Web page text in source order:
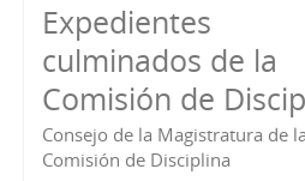
Expedientes
culminados de la
Comisión de
Consejo de la Magistratura de
Comisión de Disciplina